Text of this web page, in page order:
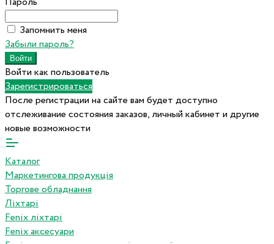
Запомнить меня
Забыли пароль?
Войти как пользователь
Зарегистрироваться
После регистрации на сайте вам будет доступно
отслеживание состояния заказов, личный кабинет и другие
новые возможности
Каталог
Маркетингова продукція
Торгове обладнання
Ліхтарі
Fenix ліхтарі
Fenix аксесуари